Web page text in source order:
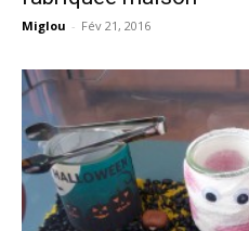
Miglou - Fév 21, 2016